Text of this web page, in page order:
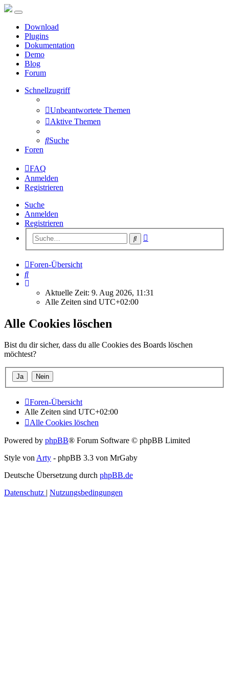
Download
Plugins
Dokumentation
Demo
Blog
Forum
Schnellzugriff
Unbeantwortete Themen
Aktive Themen
Suche
Foren
FAQ
Anmelden
Registrieren
Suche
Anmelden
Registrieren
Suche
Foren-Übersicht
Suche
Aktuelle Zeit: 9. Aug 2026, 11:31
Alle Zeiten sind UTC+02:00
Alle Cookies löschen
Bist du dir sicher, dass du alle Cookies des Boards löschen
möchtest?
Foren-Übersicht
Alle Zeiten sind UTC+02:00
Alle Cookies löschen
Powered by phpBB® Forum Software © phpBB Limited
Style von Arty - phpBB 3.3 von MrGaby
Deutsche Übersetzung durch phpBB.de
Datenschutz | Nutzungsbedingungen